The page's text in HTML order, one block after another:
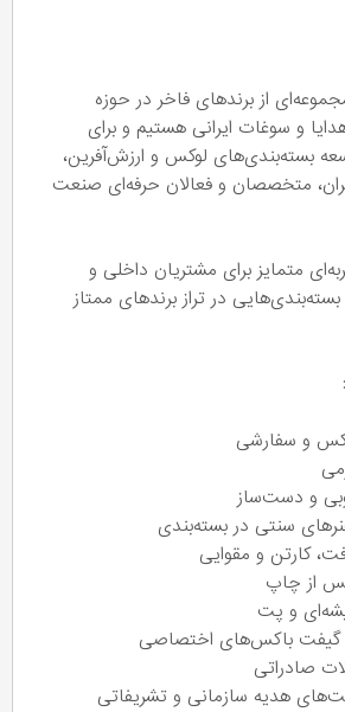
از برندهای فاخر در حوزه
و سوغات ایرانی هستیم و برای
بسته‌بندی‌های لوکس و ارزش‌آفرین،
متخصصان و فعالان حرفه‌ای صنعت
متمایز برای مشتریان داخلی و
در تراز برندهای ممتاز
و سفارشی
و دست‌ساز
سنتی در بسته‌بندی
کارتن و مقوایی
از چاپ
و پت
گیفت باکس‌های اختصاصی
صادراتی
هدیه سازمانی و تشریفاتی